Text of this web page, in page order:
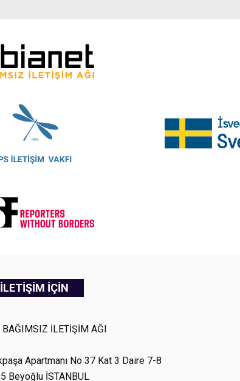
İLETİŞİM İÇİN
BAĞIMSIZ İLETİŞİM AĞI
Apartmanı No 37 Kat 3 Daire 7-8
Beyoğlu İSTANBUL